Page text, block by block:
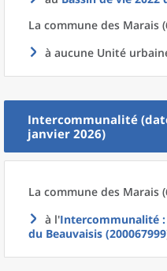
La commune des Marais
à aucune Unité
Intercommunalité
janvier 2026)
La commune des Marais
à l'Intercommunalité
du Beauvaisis